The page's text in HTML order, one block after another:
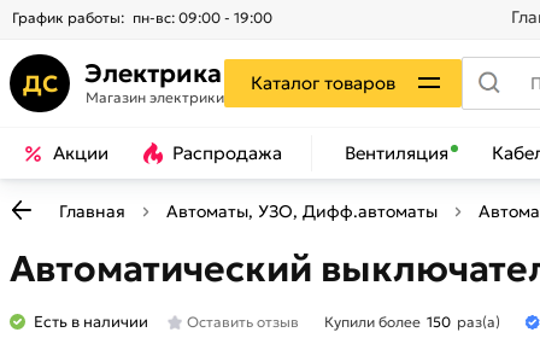
График работы: пн-вс: 09:00 - 19:00
ДС Электрика
Магазин электрики
Каталог товаров
Акции Распродажа Вентиляция
Главная Автоматы, УЗО, Дифф.автоматы
Автоматический
Есть в наличии Оставить отзыв Купили более 150 раз(а)